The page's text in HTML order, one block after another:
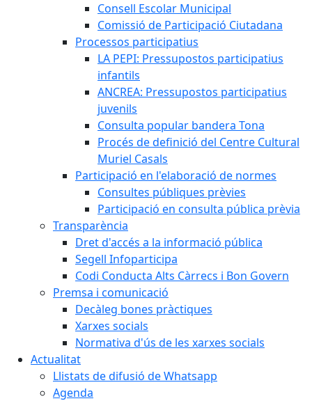
Consell Escolar Municipal
Comissió de Participació Ciutadana
Processos participatius
LA PEPI: Pressupostos participatius
infantils
ANCREA: Pressupostos participatius
juvenils
Consulta popular bandera Tona
Procés de definició del Centre Cultural
Muriel Casals
Participació en l'elaboració de normes
Consultes públiques prèvies
Participació en consulta pública prèvia
Transparència
Dret d'accés a la informació pública
Segell Infoparticipa
Codi Conducta Alts Càrrecs i Bon Govern
Premsa i comunicació
Decàleg bones pràctiques
Xarxes socials
Normativa d'ús de les xarxes socials
Actualitat
Llistats de difusió de Whatsapp
Agenda